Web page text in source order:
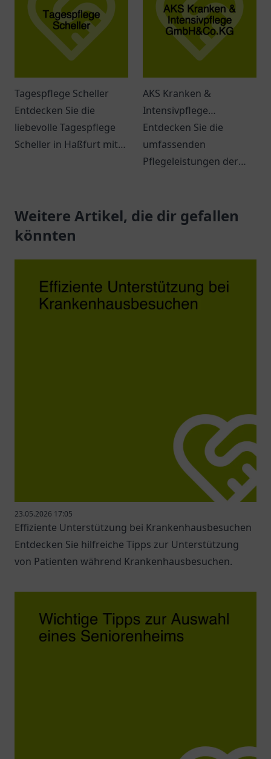
Tagespflege Scheller
Entdecken Sie die
liebevolle Tagespflege
Scheller in Haßfurt mit
AKS Kranken &
Intensivpflege
GmbH&Co.KG
Entdecken Sie die
umfassenden
Pflegeleistungen der
Herford. Individuelle
Betreuung für jeden
Weitere Artikel, die dir gefallen
könnten
23.05.2026 17:05
Effiziente Unterstützung bei Krankenhausbesuchen
Entdecken Sie hilfreiche Tipps zur Unterstützung
von Patienten während Krankenhausbesuchen.